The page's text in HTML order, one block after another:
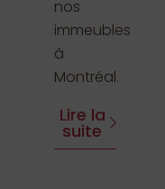
nos
immeubles
à
Montréal.
Lire la
suite